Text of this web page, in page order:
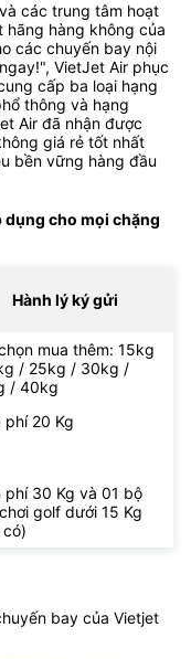
các trung tâm hoạt
hãng hàng không của
các chuyến bay nội
VietJet Air phục
cấp ba loại hạng
thông và hạng
Air đã nhận được
giá rẻ tốt nhất
bền vững hàng đầu
cho mọi chặng
Hành lý ký gửi
mua thêm: 15kg
/ 25kg / 30kg /
/ 40kg
phí 20 Kg
phí 30 Kg và 01 bộ
golf dưới 15 Kg
có)
bay của Vietjet